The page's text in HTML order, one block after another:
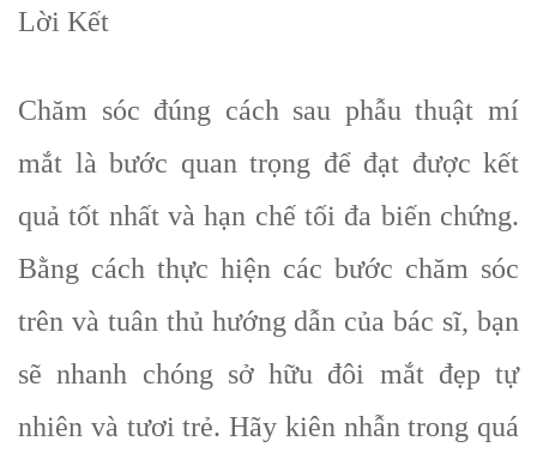
Lời Kết
Chăm sóc đúng cách sau phẫu thuật mí
mắt là bước quan trọng để đạt được kết
quả tốt nhất và hạn chế tối đa biến chứng.
Bằng cách thực hiện các bước chăm sóc
trên và tuân thủ hướng dẫn của bác sĩ, bạn
sẽ nhanh chóng sở hữu đôi mắt đẹp tự
nhiên và tươi trẻ. Hãy kiên nhẫn trong quá